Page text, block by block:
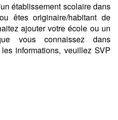
établissement scolaire dans
êtes originaire/habitant de
ajouter votre école ou un
vous connaissez dans
informations, veuillez SVP